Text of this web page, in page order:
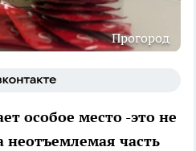
Прогород
особое место -это не
часть